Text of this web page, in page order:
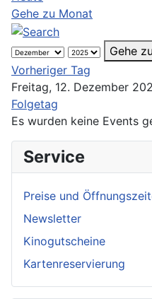
Gehe zu Monat
Gehe
Vorheriger Tag
Freitag, 12. Dezember
Folgetag
Es wurden keine Events
Service
Preise und
Newsletter
Kinogutscheine
Kartenreservierung